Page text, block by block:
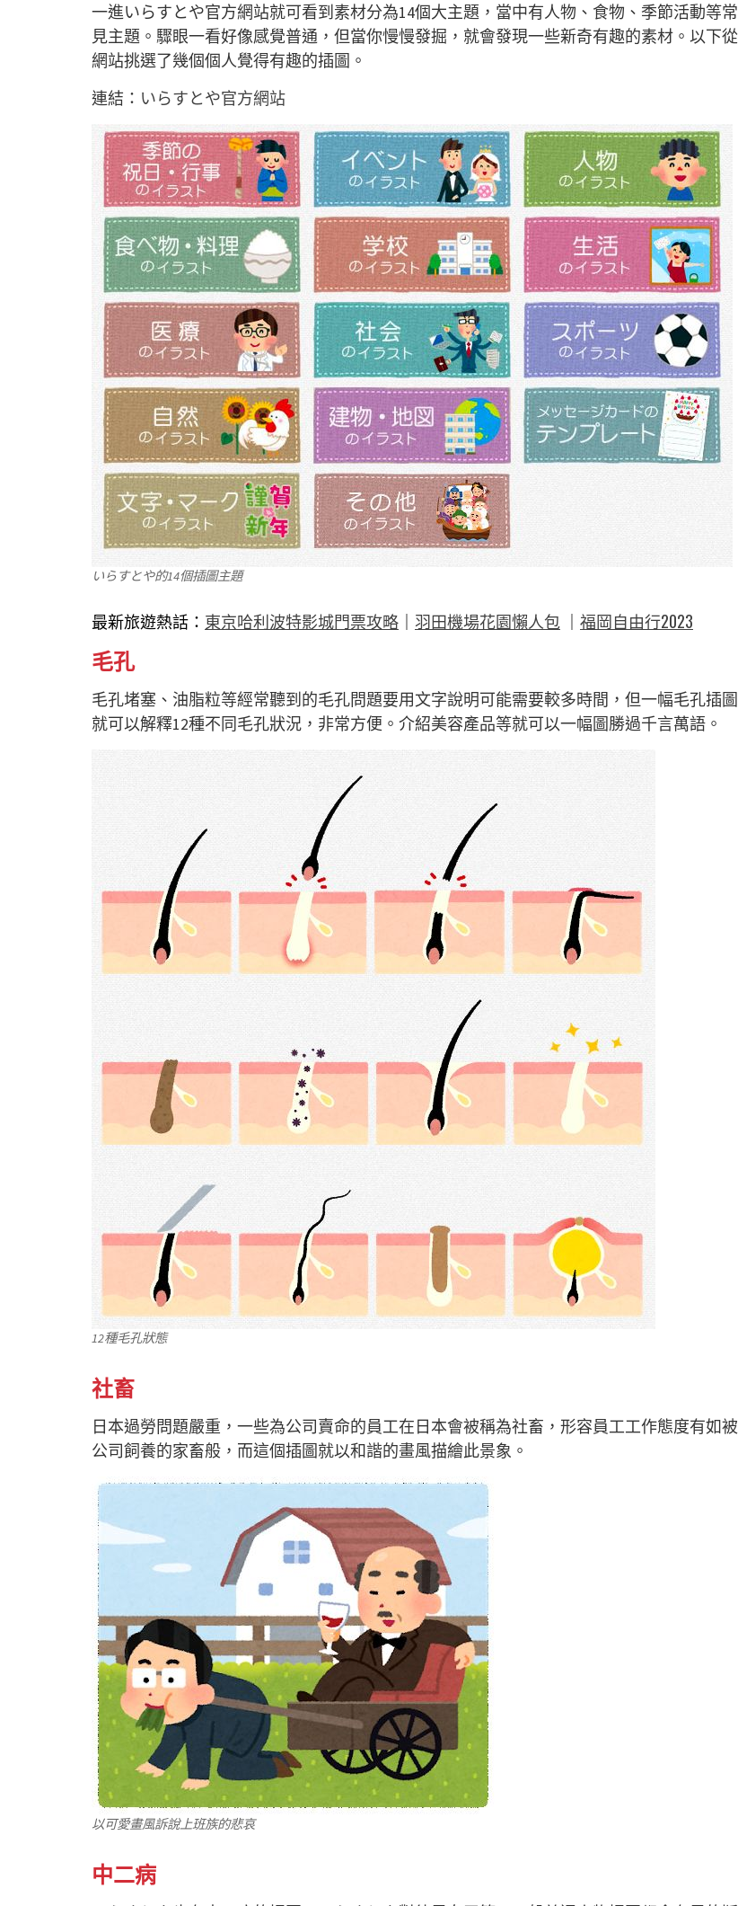
一進いらすとや官方網站就可看到素材分為14個大主題，當中有人物、食物、季節活動等常
見主題。驟眼一看好像感覺普通，但當你慢慢發掘，就會發現一些新奇有趣的素材。以下從
網站挑選了幾個個人覺得有趣的插圖。
連結： いらすとや官方網站
いらすとや的14個插圖主題
最新旅遊熱話： 東京哈利波特影城門票攻略 ｜ 羽田機場花園懶人包 ｜ 福岡自由行2023
毛孔
毛孔堵塞、油脂粒等經常聽到的毛孔問題要用文字說明可能需要較多時間，但一幅毛孔插圖
就可以解釋12種不同毛孔狀況，非常方便。介紹美容產品等就可以一幅圖勝過千言萬語。
12種毛孔狀態
社畜
日本過勞問題嚴重，一些為公司賣命的員工在日本會被稱為社畜，形容員工工作態度有如被
公司飼養的家畜般，而這個插圖就以和諧的畫風描繪此景象。
以可愛畫風訴說上班族的悲哀
中二病